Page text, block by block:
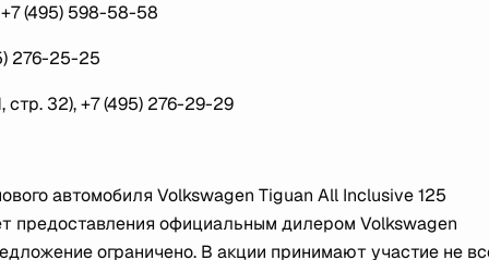
(495) 598-58-58
276-25-25
32), +7 (495) 276-29-29
автомобиля Volkswagen Tiguan All Inclusive 125
предоставления официальным дилером Volkswagen
ограничено. В акции принимают участие не